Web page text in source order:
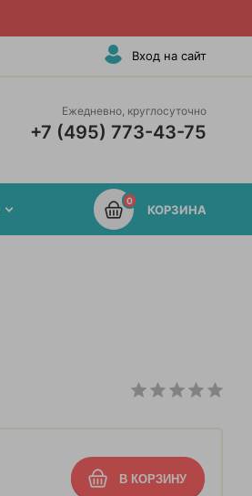
Вход на сайт
Ежедневно, круглосуточно
+7 (495) 773-43-75
0
КОРЗИНА